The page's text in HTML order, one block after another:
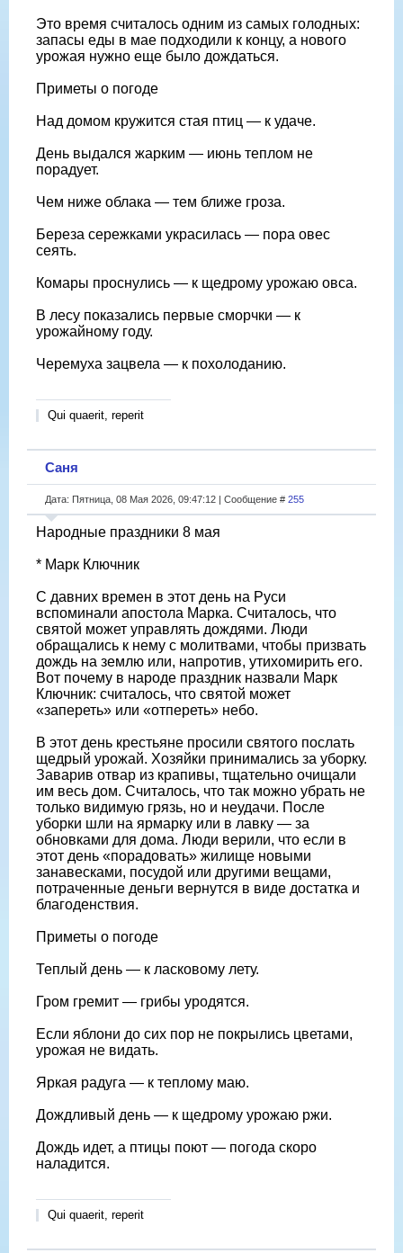
Это время считалось одним из самых голодных:
запасы еды в мае подходили к концу, а нового
урожая нужно еще было дождаться.
Приметы о погоде
Над домом кружится стая птиц — к удаче.
День выдался жарким — июнь теплом не
порадует.
Чем ниже облака — тем ближе гроза.
Береза сережками украсилась — пора овес
сеять.
Комары проснулись — к щедрому урожаю овса.
В лесу показались первые сморчки — к
урожайному году.
Черемуха зацвела — к похолоданию.
Qui quaerit, reperit
Саня
Дата: Пятница, 08 Мая 2026, 09:47:12 | Сообщение # 255
Народные праздники 8 мая
* Марк Ключник
С давних времен в этот день на Руси
вспоминали апостола Марка. Считалось, что
святой может управлять дождями. Люди
обращались к нему с молитвами, чтобы призвать
дождь на землю или, напротив, утихомирить его.
Вот почему в народе праздник назвали Марк
Ключник: считалось, что святой может
«запереть» или «отпереть» небо.
В этот день крестьяне просили святого послать
щедрый урожай. Хозяйки принимались за уборку.
Заварив отвар из крапивы, тщательно очищали
им весь дом. Считалось, что так можно убрать не
только видимую грязь, но и неудачи. После
уборки шли на ярмарку или в лавку — за
обновками для дома. Люди верили, что если в
этот день «порадовать» жилище новыми
занавесками, посудой или другими вещами,
потраченные деньги вернутся в виде достатка и
благоденствия.
Приметы о погоде
Теплый день — к ласковому лету.
Гром гремит — грибы уродятся.
Если яблони до сих пор не покрылись цветами,
урожая не видать.
Яркая радуга — к теплому маю.
Дождливый день — к щедрому урожаю ржи.
Дождь идет, а птицы поют — погода скоро
наладится.
Qui quaerit, reperit